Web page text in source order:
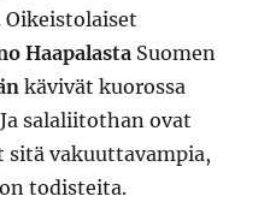
Haapalasta Suomen
kävivät kuorossa
salaliitothan ovat
sitä vakuuttavampia,
todisteita.